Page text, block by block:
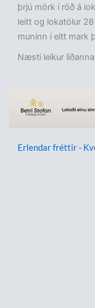
þrjú mörk í röð á
leitt og lokatölur
muninn í eitt mark
Næsti leikur
Erlendar fréttir -